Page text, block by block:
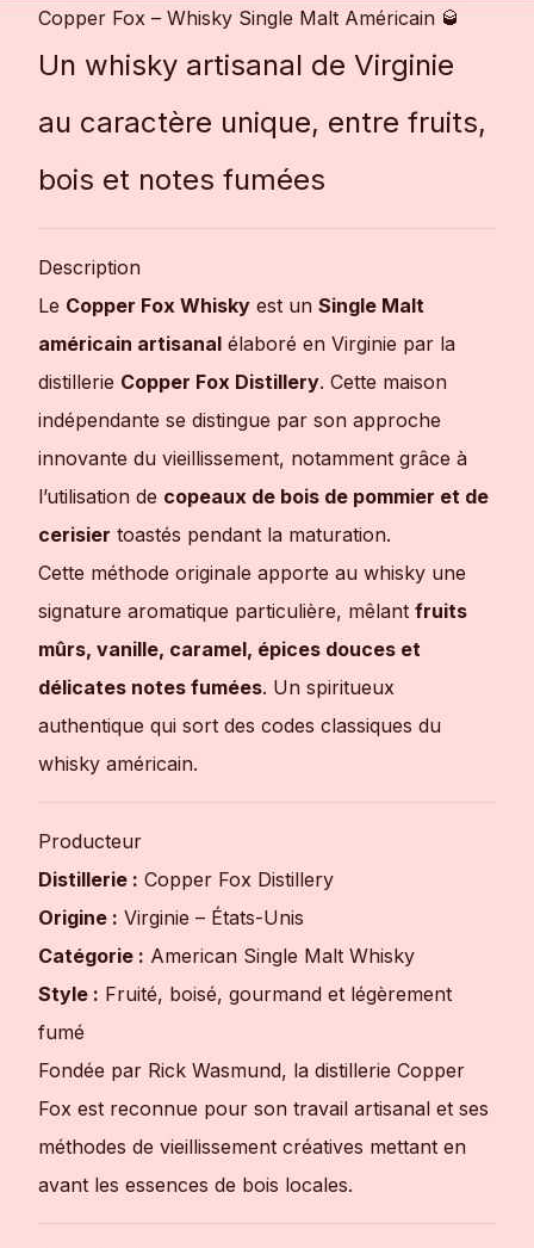
Copper Fox – Whisky Single Malt Américain 🥃
Un whisky artisanal de Virginie
au caractère unique, entre fruits,
bois et notes fumées
Description
Le Copper Fox Whisky est un Single Malt
américain artisanal élaboré en Virginie par la
distillerie Copper Fox Distillery. Cette maison
indépendante se distingue par son approche
innovante du vieillissement, notamment grâce à
l’utilisation de copeaux de bois de pommier et de
cerisier toastés pendant la maturation.
Cette méthode originale apporte au whisky une
signature aromatique particulière, mêlant fruits
mûrs, vanille, caramel, épices douces et
délicates notes fumées. Un spiritueux
authentique qui sort des codes classiques du
whisky américain.
Producteur
Distillerie : Copper Fox Distillery
Origine : Virginie – États-Unis
Catégorie : American Single Malt Whisky
Style : Fruité, boisé, gourmand et légèrement
fumé
Fondée par Rick Wasmund, la distillerie Copper
Fox est reconnue pour son travail artisanal et ses
méthodes de vieillissement créatives mettant en
avant les essences de bois locales.